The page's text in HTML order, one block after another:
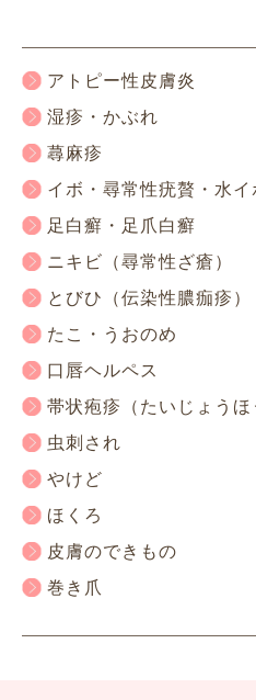
アトピー性皮膚炎
湿疹・かぶれ
蕁麻疹
イボ・尋常性疣贅・水
足白癬・足爪白癬
ニキビ（尋常性ざ瘡）
とびひ（伝染性膿痂疹）
たこ・うおのめ
口唇ヘルペス
帯状疱疹（たいじょうほ
虫刺され
やけど
ほくろ
皮膚のできもの
巻き爪